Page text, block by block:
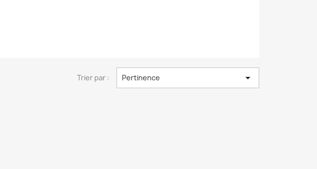
Trier par : Pertinence 